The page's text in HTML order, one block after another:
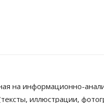
на информационно-
иллюстрации,